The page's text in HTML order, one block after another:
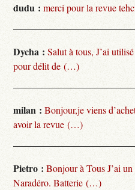
dudu : merci pour la revue
Dycha : Salut à tous, J’ai
pour délit de (…)
milan : Bonjour,je viens
avoir la revue (…)
Pietro : Bonjour à Tous J’ai
Naradéro. Batterie (…)